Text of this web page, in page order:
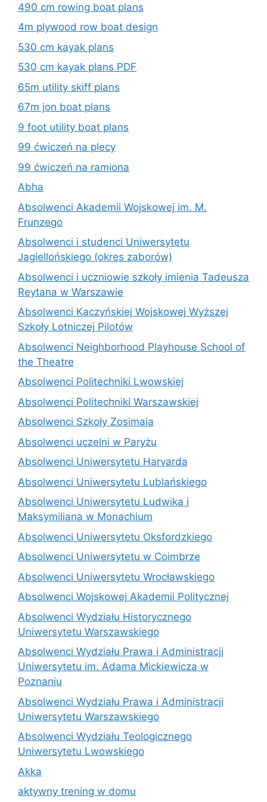
490 cm rowing boat plans
4m plywood row boat design
530 cm kayak plans
530 cm kayak plans PDF
65m utility skiff plans
67m jon boat plans
9 foot utility boat plans
99 ćwiczeń na plecy
99 ćwiczeń na ramiona
Abha
Absolwenci Akademii Wojskowej im. M.
Frunzego
Absolwenci i studenci Uniwersytetu
Jagiellońskiego (okres zaborów)
Absolwenci i uczniowie szkoły imienia Tadeusza
Reytana w Warszawie
Absolwenci Kaczyńskiej Wojskowej Wyższej
Szkoły Lotniczej Pilotów
Absolwenci Neighborhood Playhouse School of
the Theatre
Absolwenci Politechniki Lwowskiej
Absolwenci Politechniki Warszawskiej
Absolwenci Szkoły Zosimaia
Absolwenci uczelni w Paryżu
Absolwenci Uniwersytetu Harvarda
Absolwenci Uniwersytetu Lublańskiego
Absolwenci Uniwersytetu Ludwika i
Maksymiliana w Monachium
Absolwenci Uniwersytetu Oksfordzkiego
Absolwenci Uniwersytetu w Coimbrze
Absolwenci Uniwersytetu Wrocławskiego
Absolwenci Wojskowej Akademii Politycznej
Absolwenci Wydziału Historycznego
Uniwersytetu Warszawskiego
Absolwenci Wydziału Prawa i Administracji
Uniwersytetu im. Adama Mickiewicza w
Poznaniu
Absolwenci Wydziału Prawa i Administracji
Uniwersytetu Warszawskiego
Absolwenci Wydziału Teologicznego
Uniwersytetu Lwowskiego
Akka
aktywny trening w domu